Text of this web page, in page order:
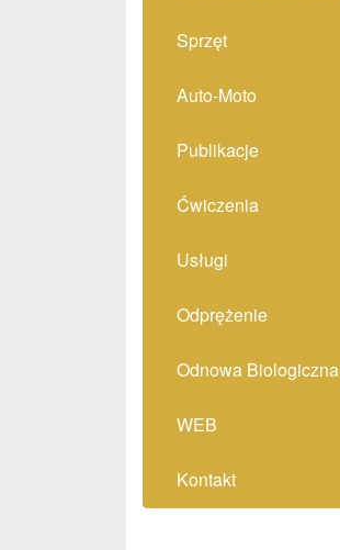
Sprzęt
Auto-Moto
Publikacje
Ćwiczenia
Usługi
Odprężenie
Odnowa Biologiczna
WEB
Kontakt